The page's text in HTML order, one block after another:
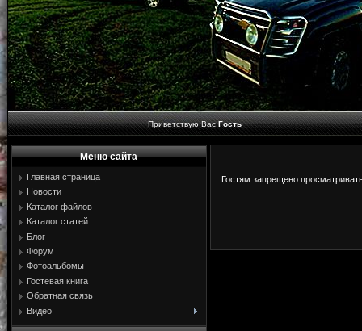
Приветствую Вас Гость
Меню сайта
Главная страница
Новости
Каталог файлов
Каталог статей
Блог
Форум
Фотоальбомы
Гостевая книга
Обратная связь
Видео
Гостям запрещено